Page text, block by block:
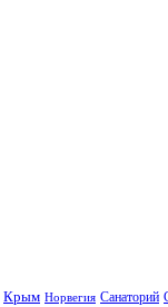
Крым Норвегия Санаторий